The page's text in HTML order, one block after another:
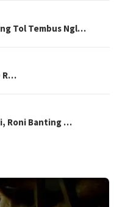
Tol Tembus Ngl…
R…
Roni Banting …